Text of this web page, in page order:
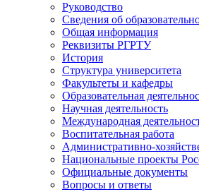
Руководство
Сведения об
Общая информация
Реквизиты РГРТУ
История
Структура университета
Факультеты и кафедры
Образовательная
Научная деятельность
Международная
Воспитательная работа
Административно-
Национальные проекты
Официальные документы
Вопросы и ответы